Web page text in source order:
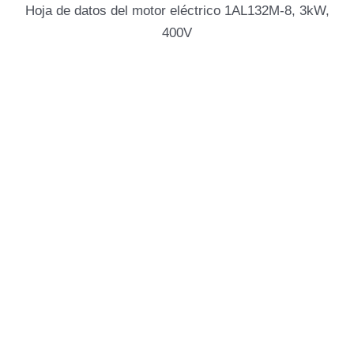
Hoja de datos del motor eléctrico 1AL132M-8, 3kW,
400V